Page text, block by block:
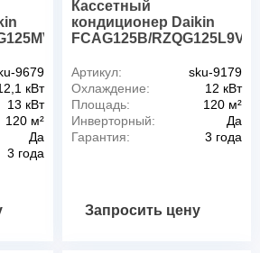
BYCQ140D
9679
кВт
13 кВт
120 м²
Да
3 года
Кассетный
кондиционер Daikin
FCAG125B/RZQG125L9V/
Артикул:
sku-9179
Охлаждение:
12 кВт
Площадь:
120 м²
Инверторный:
Да
Гарантия:
3 года
Запросить цену